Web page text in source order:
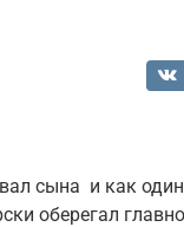
сына и как
оберегал